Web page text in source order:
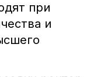
при
и